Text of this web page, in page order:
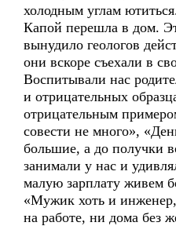
холодным углам
Капой перешла в дом.
вынудило геологов
они вскоре съехали в
Воспитывали нас
и отрицательных
отрицательным
совести не много»,
большие, а до получки
занимали у нас и
малую зарплату живем
«Мужик хоть и
на работе, ни дома без